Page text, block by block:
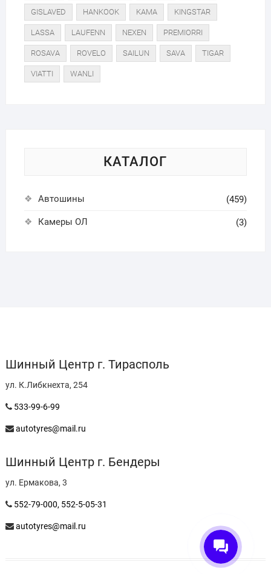
GISLAVED HANKOOK KAMA KINGSTAR
LASSA LAUFENN NEXEN PREMIORRI
ROSAVA ROVELO SAILUN SAVA TIGAR
VIATTI WANLI
КАТАЛОГ
Автошины (459)
Камеры ОЛ (3)
Шинный Центр г. Тирасполь
ул. К.Либкнехта, 254
533-99-6-99
autotyres@mail.ru
Шинный Центр г. Бендеры
ул. Ермакова, 3
552-79-000, 552-5-05-31
autotyres@mail.ru